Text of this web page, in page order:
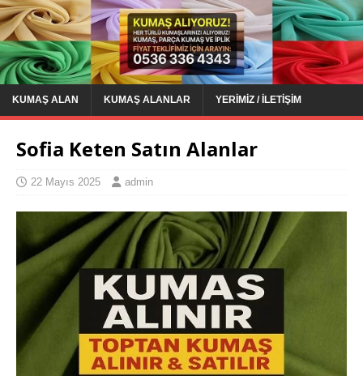
KUMAŞ ALAN KUMAŞ ALANLAR YERIMIZ / İLETIŞIM
Sofia Keten Satın Alanlar
22 Mayıs 2025 admin